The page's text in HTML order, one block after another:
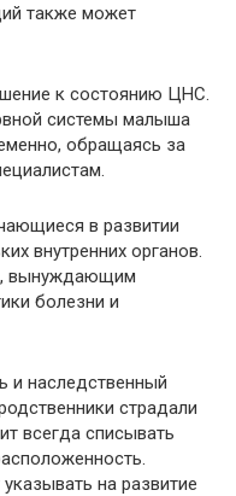
также может
к состоянию ЦНС.
системы малыша
обращаясь за
в развитии
внутренних органов.
вынуждающим
болезни и
и наследственный
страдали
всегда списывать
на развитие